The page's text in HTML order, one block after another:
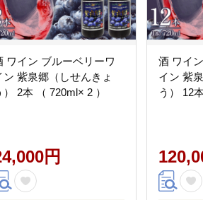
ワイン ブルーベリーワ
ン 紫泉郷（しせんきょ
） 2本 （ 720ml× 2 ）
円
酒 ワイ
イン 紫
う） 12